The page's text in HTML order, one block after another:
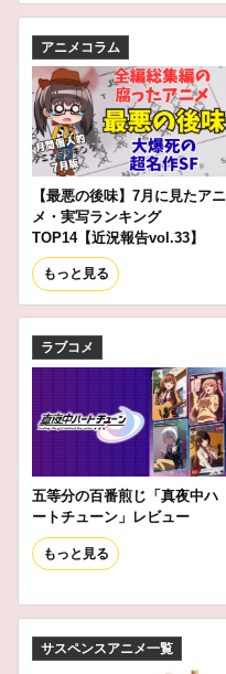
アニメコラム
【最悪の後味】7月に見たアニ
メ・実写ランキング
TOP14【近況報告vol.33】
もっと見る
ラブコメ
五等分の百番煎じ「真夜中ハ
ートチューン」レビュー
もっと見る
サスペンスアニメ一覧